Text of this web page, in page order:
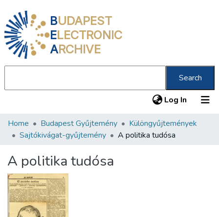
BUDAPEST
ELECTRONIC
ARCHIVE
Search
Log In (current)
Communities & Collections
Statistics
About us
Home Budapest Gyűjtemény
Különgyűjtemények
Sajtókivágat-gyűjtemény
A politika tudósa
A politika tudósa